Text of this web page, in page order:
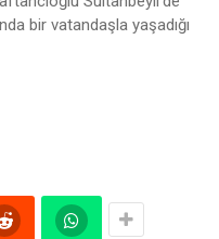
bir vatandaşla yaşadığı